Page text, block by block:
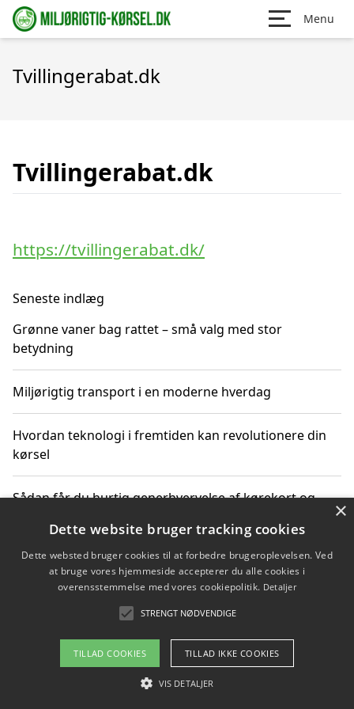
Menu
Tvillingerabat.dk
Tvillingerabat.dk
https://tvillingerabat.dk/
Seneste indlæg
Grønne vaner bag rattet – små valg med stor
betydning
Miljørigtig transport i en moderne hverdag
Hvordan teknologi i fremtiden kan revolutionere din
kørsel
Sådan får du hurtig generhvervelse af kørekort og
Sådan lærer du miljørigtig kørsel hos en køreskole i
Gentofte
Copyright 2026 - Pilanto Aps
Om / kontakt
×
Dette website bruger tracking cookies
Dette websted bruger cookies til at forbedre brugeroplevelsen. Ved
at bruge vores hjemmeside accepterer du alle cookies i
overensstemmelse med vores cookiepolitik. Detaljer
STRENGT NØDVENDIGE
TILLAD COOKIES TILLAD IKKE COOKIES
VIS DETALJER